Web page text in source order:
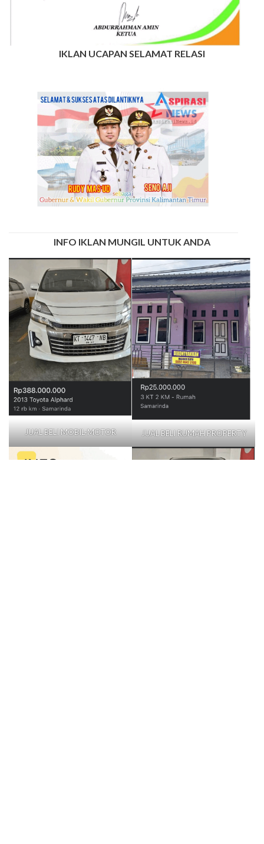
IKLAN UCAPAN SELAMAT RELASI
INFO IKLAN MUNGIL UNTUK ANDA
JUAL BELI MOBIL-MOTOR JUAL BELI RUMAH PROPERTY